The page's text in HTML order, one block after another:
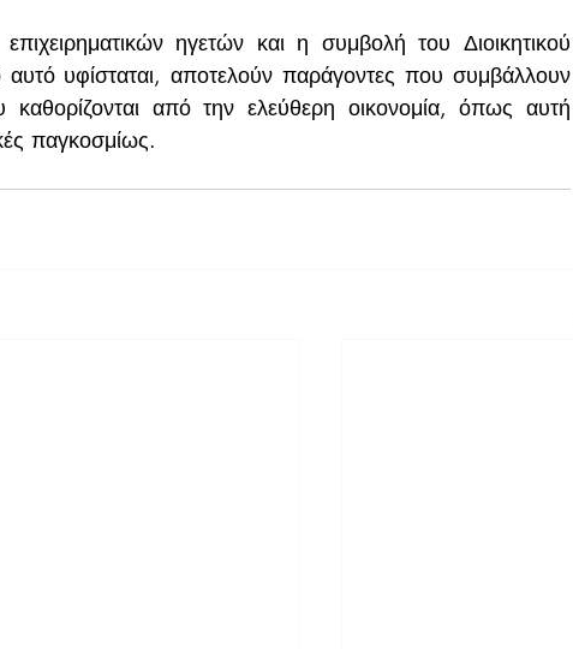
ηγετών και η συμβολή του Διοικητικού
υφίσταται, αποτελούν παράγοντες που συμβάλλουν
από την ελεύθερη οικονομία, όπως αυτή
παγκοσμίως.